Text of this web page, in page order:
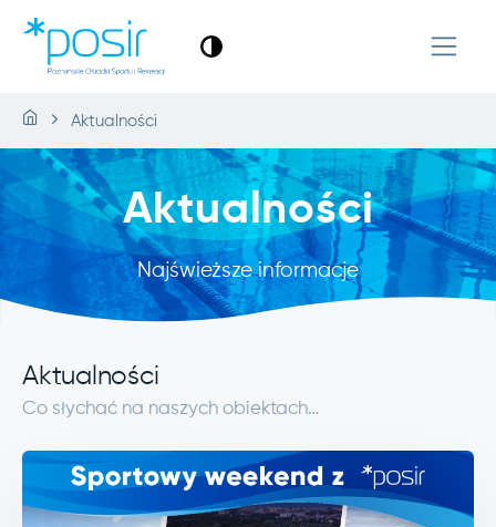
Aktualności
Aktualności
Najświeższe informacje
Aktualności
Co słychać na naszych obiektach…